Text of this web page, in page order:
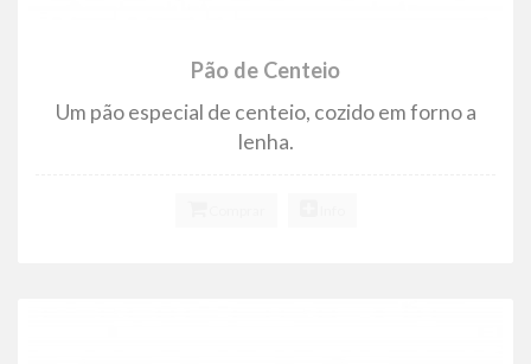
Pão de Centeio
Um pão especial de centeio, cozido em forno a
lenha.